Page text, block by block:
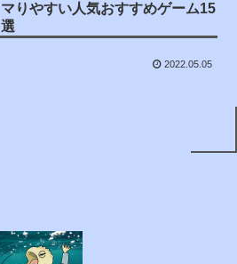
マりやすい人気おすすめゲーム15
選
2022.05.05